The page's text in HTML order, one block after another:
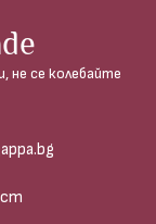
не се колебайте